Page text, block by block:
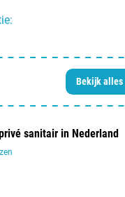
Bekijk alles
sanitair in Nederland